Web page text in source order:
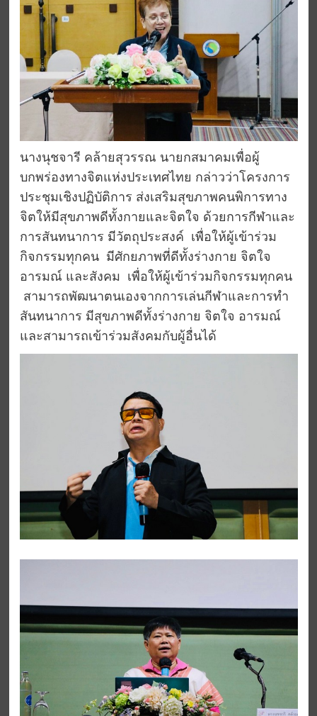
นางนุชจารี คล้ายสุวรรณ นายกสมาคมเพื่อผู้
บกพร่องทางจิตแห่งประเทศไทย กล่าวว่าโครงการ
ประชุมเชิงปฏิบัติการ ส่งเสริมสุขภาพคนพิการทาง
จิตให้มีสุขภาพดีทั้งกายและจิตใจ ด้วยการกีฬาและ
การสันทนาการ มีวัตถุประสงค์ เพื่อให้ผู้เข้าร่วม
กิจกรรมทุกคน มีศักยภาพที่ดีทั้งร่างกาย จิตใจ
อารมณ์ และสังคม เพื่อให้ผู้เข้าร่วมกิจกรรมทุกคน
สามารถพัฒนาตนเองจากการเล่นกีฬาและการทำ
สันทนาการ มีสุขภาพดีทั้งร่างกาย จิตใจ อารมณ์
และสามารถเข้าร่วมสังคมกับผู้อื่นได้